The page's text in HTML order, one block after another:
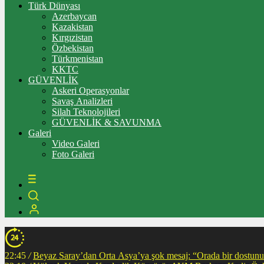
Türk Dünyası
Azerbaycan
Kazakistan
Kırgızistan
Özbekistan
Türkmenistan
KKTC
GÜVENLİK
Askeri Operasyonlar
Savaş Analizleri
Silah Teknolojileri
GÜVENLİK & SAVUNMA
Galeri
Video Galeri
Foto Galeri
22:45 / Beyaz Saray’dan Orta Asya’ya şok mesaj: “Orada bir